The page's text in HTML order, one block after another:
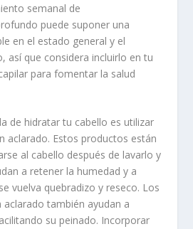
semanal de
puede suponer una
en el estado general y el
así que considera incluirlo en tu
para fomentar la salud
de hidratar tu cabello es utilizar
aclarado. Estos productos están
al cabello después de lavarlo y
a retener la humedad y a
vuelva quebradizo y reseco. Los
también ayudan a
su peinado. Incorporar